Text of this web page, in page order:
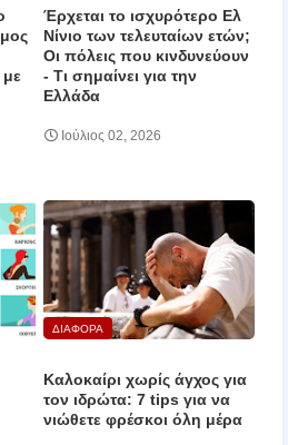
με
Έρχεται το ισχυρότερο Ελ
Νίνιο των τελευταίων ετών;
Οι πόλεις που κινδυνεύουν
‑ Τι σημαίνει για την
Ελλάδα
Ιούλιος 02, 2026
ΔΙΑΦΟΡΑ
Καλοκαίρι χωρίς άγχος για
τον ιδρώτα: 7 tips για να
νιώθετε φρέσκοι όλη μέρα